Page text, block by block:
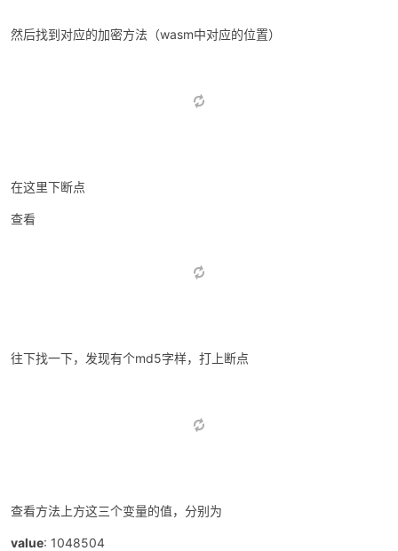
然后找到对应的加密方法（wasm中对应的位置）
在这里下断点
查看
往下找一下，发现有个md5字样，打上断点
查看方法上方这三个变量的值，分别为
value: 1048504